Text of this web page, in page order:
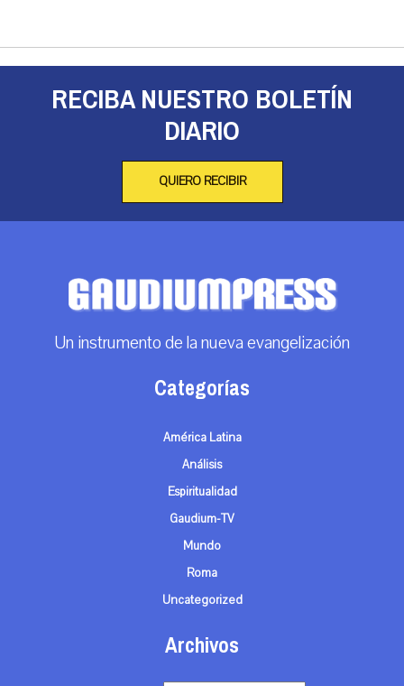
RECIBA NUESTRO BOLETÍN
DIARIO
QUIERO RECIBIR
Un instrumento de la nueva evangelización
Categorías
América Latina
Análisis
Espiritualidad
Gaudium-TV
Mundo
Roma
Uncategorized
Archivos